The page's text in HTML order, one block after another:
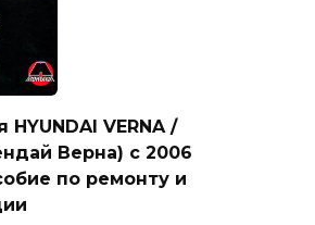
VERNA /
Верна) с 2006
по ремонту и